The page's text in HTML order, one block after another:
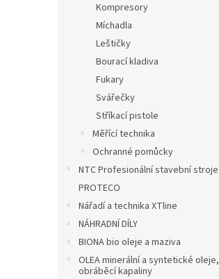
Kompresory
Míchadla
Leštičky
Bourací kladiva
Fukary
Svářečky
Stříkací pistole
Měřící technika
Ochranné pomůcky
NTC Profesionální stavební stroje
PROTECO
Nářadí a technika XTline
NÁHRADNÍ DÍLY
BIONA bio oleje a maziva
OLEA minerální a syntetické oleje,
obráběcí kapaliny